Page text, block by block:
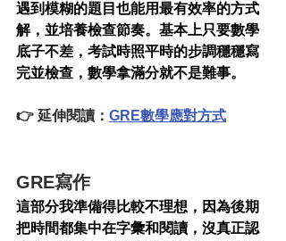
遇到模糊的題目也能用最有效率的方式
解，並培養檢查節奏。基本上只要數學
底子不差，考試時照平時的步調穩穩寫
完並檢查，數學拿滿分就不是難事。
👉 延伸閱讀： GRE數學應對方式
GRE寫作
這部分我準備得比較不理想，因為後期
把時間都集中在字彙和閱讀，沒真正認